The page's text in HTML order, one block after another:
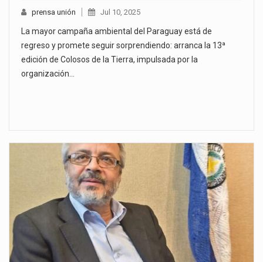
prensa unión Jul 10, 2025
La mayor campaña ambiental del Paraguay está de
regreso y promete seguir sorprendiendo: arranca la 13ª
edición de Colosos de la Tierra, impulsada por la
organización…